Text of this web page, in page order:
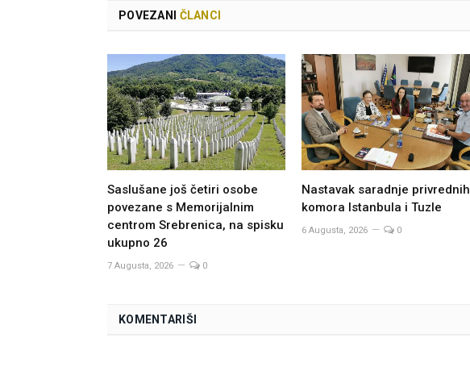
POVEZANI ČLANCI
Saslušane još četiri osobe
povezane s Memorijalnim
centrom Srebrenica, na spisku
ukupno 26
7 Augusta, 2026 0
Nastavak saradnje privrednih
komora Istanbula i Tuzle
6 Augusta, 2026 0
KOMENTARIŠI